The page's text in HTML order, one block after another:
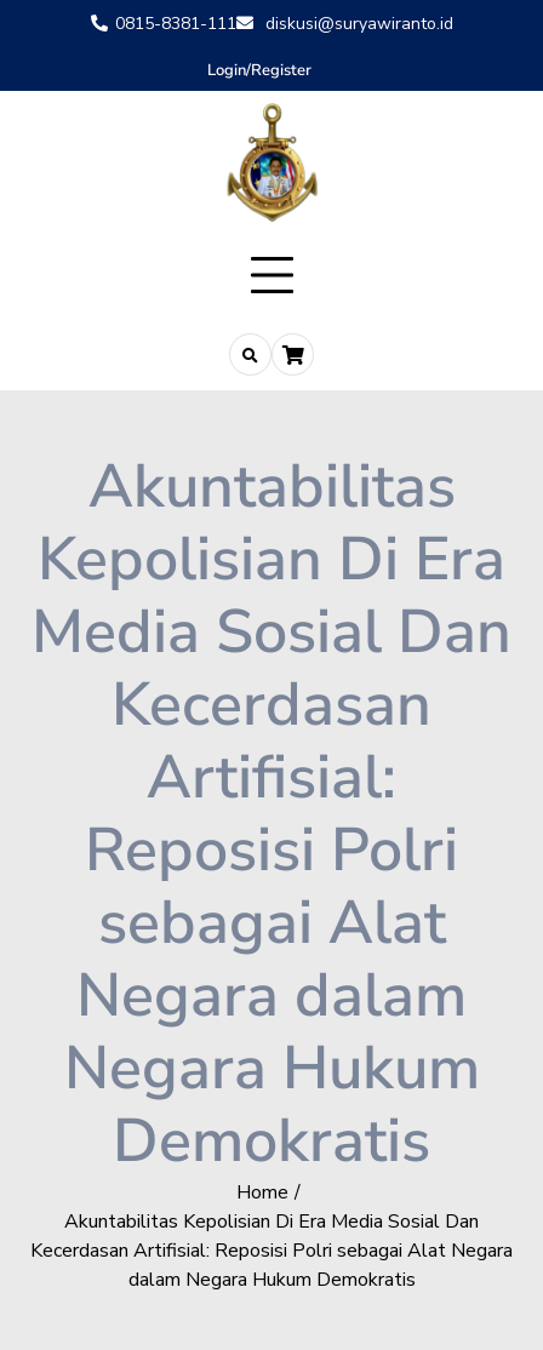
0815-8381-111 diskusi@suryawiranto.id
Login/Register
Akuntabilitas
Kepolisian Di Era
Media Sosial Dan
Kecerdasan
Artifisial:
Reposisi Polri
sebagai Alat
Negara dalam
Negara Hukum
Demokratis
Home
Akuntabilitas Kepolisian Di Era Media Sosial Dan
Kecerdasan Artifisial: Reposisi Polri sebagai Alat Negara
dalam Negara Hukum Demokratis